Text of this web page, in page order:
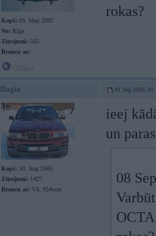
Kopš: 03. May 2007
No: Rīga
Ziņojumi: 565
Braucu ar:
rokas?
Bagio 08. Sep 2009,
Kopš: 30. Aug 2005
Ziņojumi: 1427
Braucu ar: V8, 954ccm
ieej
un
08